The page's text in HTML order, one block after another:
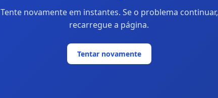
Tente novamente em instantes. Se o problema continuar,
recarregue a página.
Tentar novamente